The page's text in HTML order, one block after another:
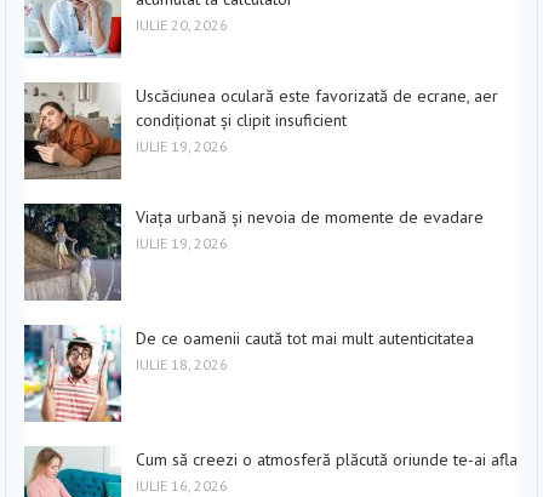
IULIE 20, 2026
Uscăciunea oculară este favorizată de ecrane, aer
condiționat și clipit insuficient
IULIE 19, 2026
Viața urbană și nevoia de momente de evadare
IULIE 19, 2026
De ce oamenii caută tot mai mult autenticitatea
IULIE 18, 2026
Cum să creezi o atmosferă plăcută oriunde te-ai afla
IULIE 16, 2026